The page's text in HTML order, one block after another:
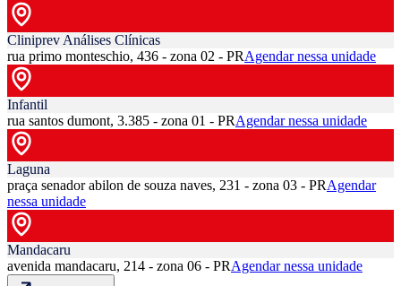
Cliniprev Análises Clínicas
rua primo monteschio, 436 - zona 02 - PRAgendar nessa unidade
Infantil
rua santos dumont, 3.385 - zona 01 - PRAgendar nessa unidade
Laguna
praça senador abilon de souza naves, 231 - zona 03 - PRAgendar
nessa unidade
Mandacaru
avenida mandacaru, 214 - zona 06 - PRAgendar nessa unidade